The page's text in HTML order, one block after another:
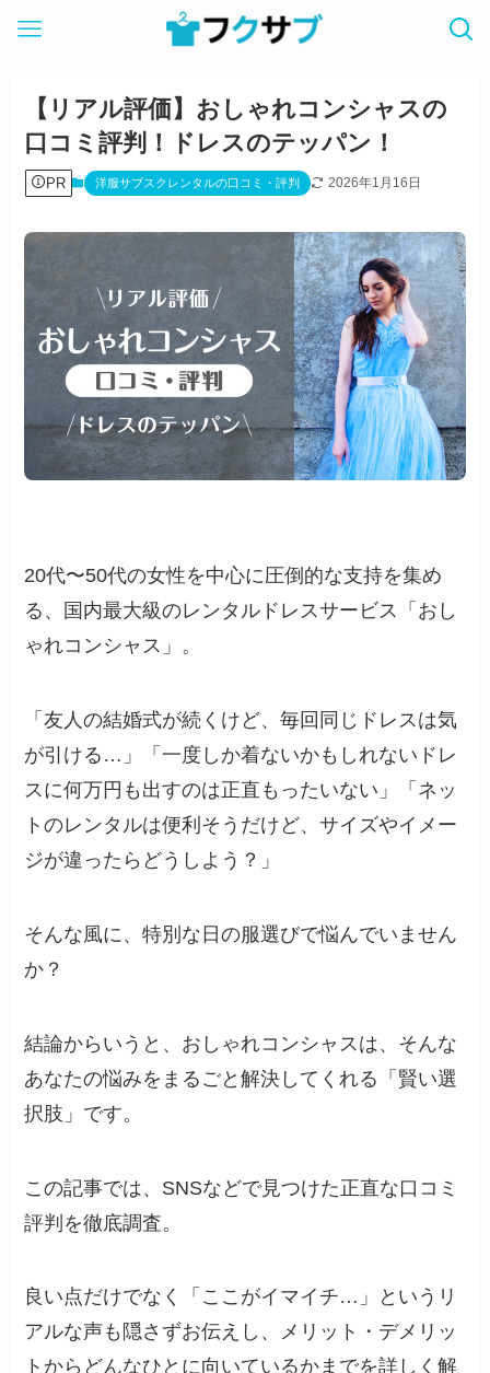
【リアル評価】おしゃれコンシャスの
口コミ評判！ドレスのテッパン！
PR 洋服サブスクレンタルの口コミ・評判 2026年1月16日
20代〜50代の女性を中心に圧倒的な支持を集め
る、国内最大級のレンタルドレスサービス「おし
ゃれコンシャス」。
「友人の結婚式が続くけど、毎回同じドレスは気
が引ける…」「一度しか着ないかもしれないドレ
スに何万円も出すのは正直もったいない」「ネッ
トのレンタルは便利そうだけど、サイズやイメー
ジが違ったらどうしよう？」
そんな風に、特別な日の服選びで悩んでいません
か？
結論からいうと、おしゃれコンシャスは、そんな
あなたの悩みをまるごと解決してくれる「賢い選
択肢」です。
この記事では、SNSなどで見つけた正直な口コミ
評判を徹底調査。
良い点だけでなく「ここがイマイチ…」というリ
アルな声も隠さずお伝えし、メリット・デメリッ
トからどんなひとに向いているかまでを詳しく解